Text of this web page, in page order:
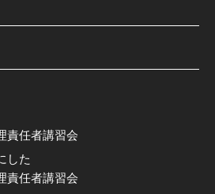
責任者講習会
した
責任者講習会